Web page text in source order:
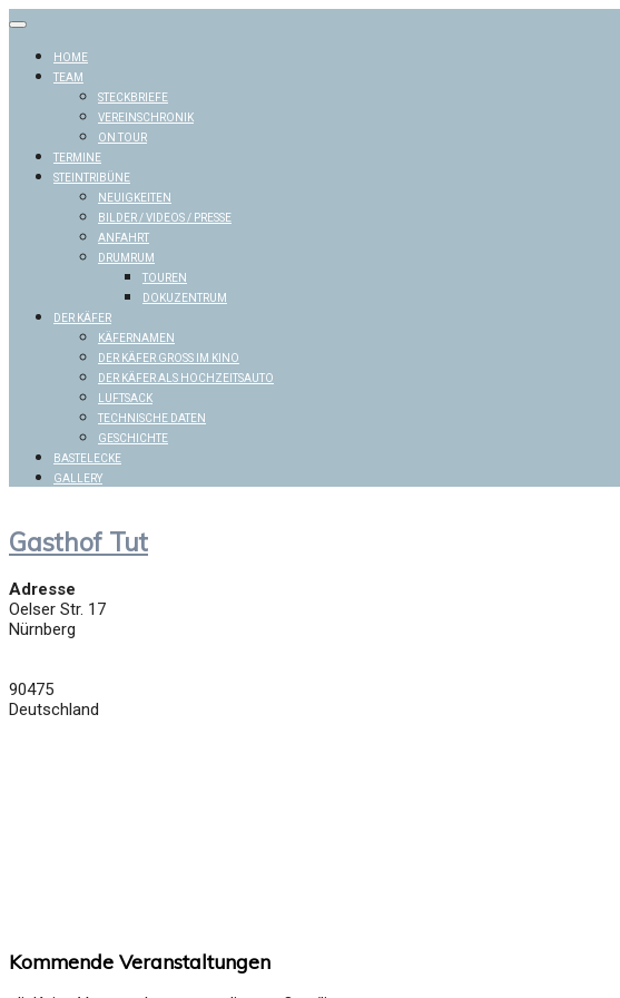
Skip
contentHOME
TEAM
STECKBRIEFE
VEREINSCHRONIK
ON TOUR
TERMINE
STEINTRIBÜNE
NEUIGKEITEN
BILDER / VIDEOS / PRESSE
ANFAHRT
DRUMRUM
TOUREN
DOKUZENTRUM
DER KÄFER
KÄFERNAMEN
DER KÄFER GROSS IM KINO
DER KÄFER ALS HOCHZEITSAUTO
LUFTSACK
TECHNISCHE DATEN
GESCHICHTE
BASTELECKE
GALLERY
Gasthof Tut
Adresse
Oelser Str. 17
Nürnberg
90475
Deutschland
Kommende Veranstaltungen